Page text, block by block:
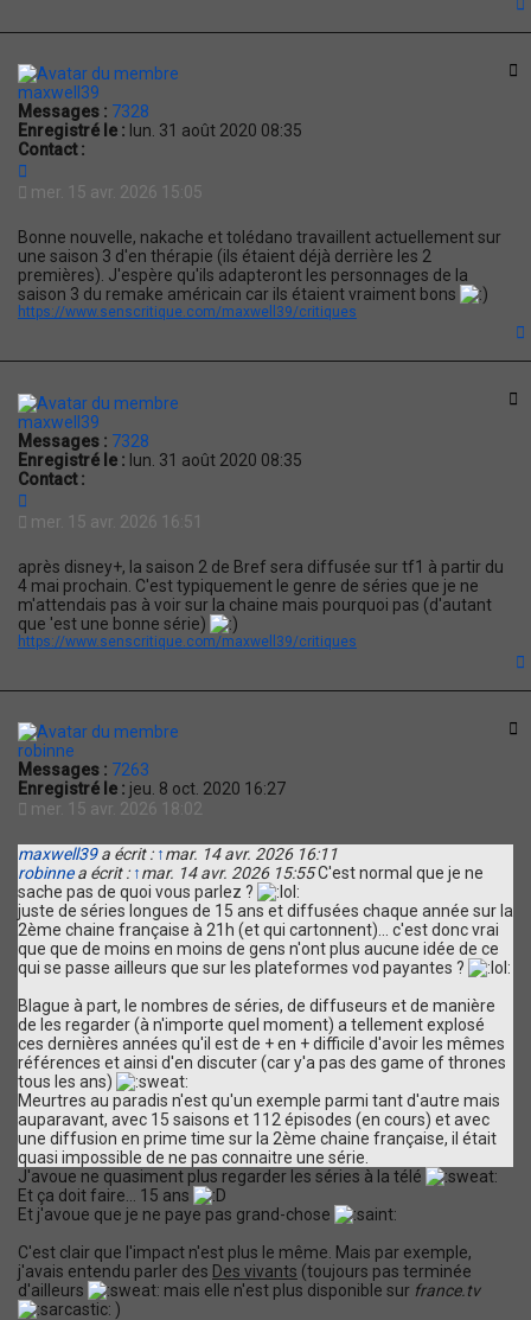
maxwell39
Messages : 7328
Enregistré le : lun. 31 août 2020 08:35
Contact :
o
a
c
t
e
r
a
w
e
l
l
3
9
mer. 15 avr. 2026 15:05
Bonne nouvelle, nakache et tolédano travaillent actuellement sur
une saison 3 d'en thérapie (ils étaient déjà derrière les 2
premières). J'espère qu'ils adapteront les personnages de la
saison 3 du remake américain car ils étaient vraiment bons
https://www.senscritique.com/maxwell39/critiques
maxwell39
Messages : 7328
Enregistré le : lun. 31 août 2020 08:35
Contact :
o
n
a
c
t
e
r
a
w
e
l
l
3
9
mer. 15 avr. 2026 16:51
après disney+, la saison 2 de Bref sera diffusée sur tf1 à partir du
4 mai prochain. C'est typiquement le genre de séries que je ne
m'attendais pas à voir sur la chaine mais pourquoi pas (d'autant
que 'est une bonne série)
https://www.senscritique.com/maxwell39/critiques
robinne
Messages : 7263
Enregistré le : jeu. 8 oct. 2020 16:27
mer. 15 avr. 2026 18:02
maxwell39a écrit : ↑mar. 14 avr. 2026 16:11
robinnea écrit : ↑mar. 14 avr. 2026 15:55C'est normal que je ne
sache pas de quoi vous parlez ?
juste de séries longues de 15 ans et diffusées chaque année sur la
2ème chaine française à 21h (et qui cartonnent)... c'est donc vrai
que que de moins en moins de gens n'ont plus aucune idée de ce
qui se passe ailleurs que sur les plateformes vod payantes ?
Blague à part, le nombres de séries, de diffuseurs et de manière
de les regarder (à n'importe quel moment) a tellement explosé
ces dernières années qu'il est de + en + difficile d'avoir les mêmes
références et ainsi d'en discuter (car y'a pas des game of thrones
tous les ans)
Meurtres au paradis n'est qu'un exemple parmi tant d'autre mais
auparavant, avec 15 saisons et 112 épisodes (en cours) et avec
une diffusion en prime time sur la 2ème chaine française, il était
quasi impossible de ne pas connaitre une série.
J'avoue ne quasiment plus regarder les séries à la télé
Et ça doit faire... 15 ans
Et j'avoue que je ne paye pas grand-chose
C'est clair que l'impact n'est plus le même. Mais par exemple,
j'avais entendu parler des Des vivants (toujours pas terminée
d'ailleurs
mais elle n'est plus disponible sur france.tv
)